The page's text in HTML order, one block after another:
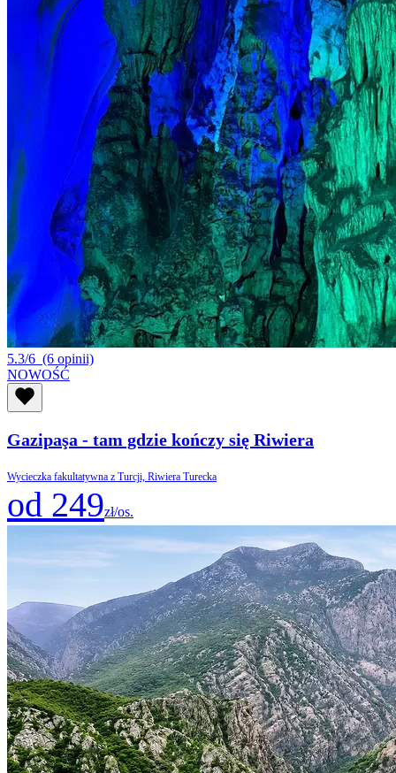
5.3/6 (6 opinii)
NOWOŚĆ
Gazipaşa - tam gdzie kończy się Riwiera
Wycieczka fakultatywna z Turcji, Riwiera Turecka
od 249zł/os.